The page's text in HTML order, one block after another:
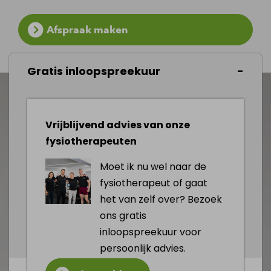
Afspraak maken
Gratis inloopspreekuur
Vrijblijvend advies van onze
fysiotherapeuten
Moet ik nu wel naar de
fysiotherapeut of gaat
het van zelf over? Bezoek
ons gratis
inloopspreekuur voor
persoonlijk advies.